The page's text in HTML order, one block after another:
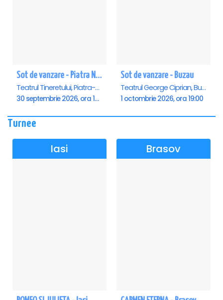
Sot de vanzare - Piatra Neamt
Teatrul Tineretului, Piatra-Neamt
30 septembrie 2026, ora 19:00
Sot de vanzare - Buzau
Teatrul George Ciprian, Buzau
1 octombrie 2026, ora 19:00
Turnee
Iasi Brasov